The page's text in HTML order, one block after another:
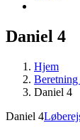
Daniel 4
Hjem
Daniel 4
Daniel 4